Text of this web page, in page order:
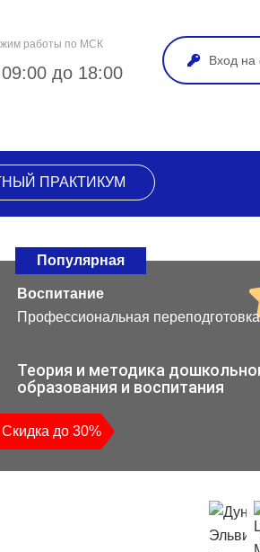
работы по МСК
до 18:00
Вход на
ПРАКТИКУМ
Популярная
Воспитание
Профессиональная переподготовка
Теория и методика
образования и воспитания
Скидка до 30%